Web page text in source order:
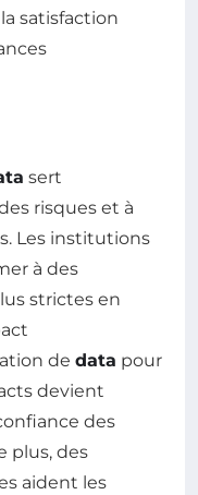
satisfaction
sert
risques et à
Les institutions
à des
strictes en
de data pour
devient
des
plus, des
aident les